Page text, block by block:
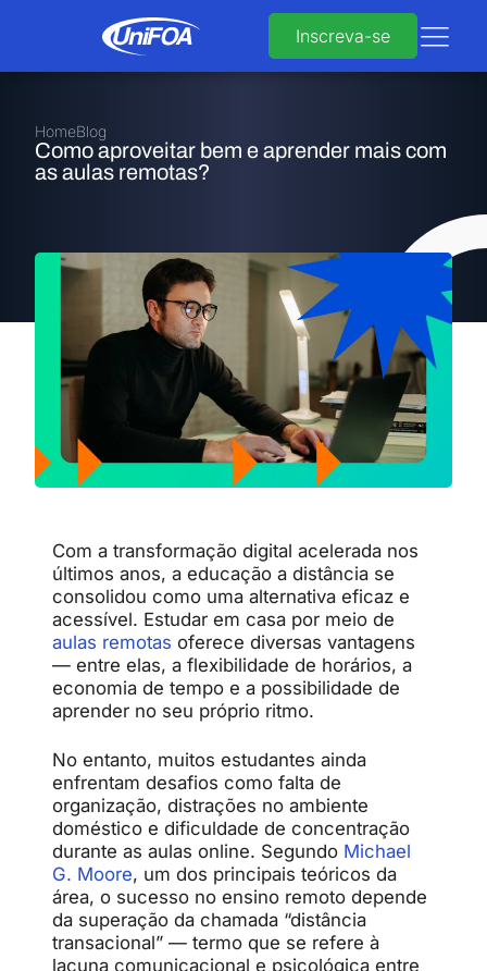
Inscreva-se
HomeBlog
Como aproveitar bem e aprender mais com
as aulas remotas?
Com a transformação digital acelerada nos
últimos anos, a educação a distância se
consolidou como uma alternativa eficaz e
acessível. Estudar em casa por meio de
aulas remotas oferece diversas vantagens
— entre elas, a flexibilidade de horários, a
economia de tempo e a possibilidade de
aprender no seu próprio ritmo.
No entanto, muitos estudantes ainda
enfrentam desafios como falta de
organização, distrações no ambiente
doméstico e dificuldade de concentração
durante as aulas online. Segundo Michael
G. Moore, um dos principais teóricos da
área, o sucesso no ensino remoto depende
da superação da chamada “distância
transacional” — termo que se refere à
lacuna comunicacional e psicológica entre